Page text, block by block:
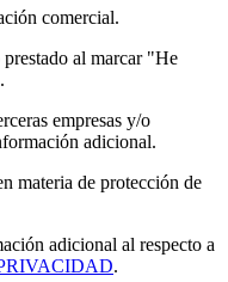
comercial.
al marcar "He
empresas y/o
adicional.
materia de protección de
adicional al respecto a
.